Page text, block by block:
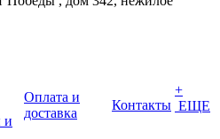
и
Оплата и
доставка
Контакты
+
ЕЩЕ